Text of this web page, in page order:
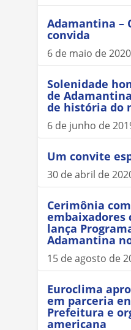
Adamantina –
convida
6 de maio de 2020
Solenidade
de
de história do
6 de junho de
Um convite
30 de abril de
Cerimônia
embaixadores
lança
Adamantina
15 de agosto de
Euroclima
em parceria
Prefeitura e
americana